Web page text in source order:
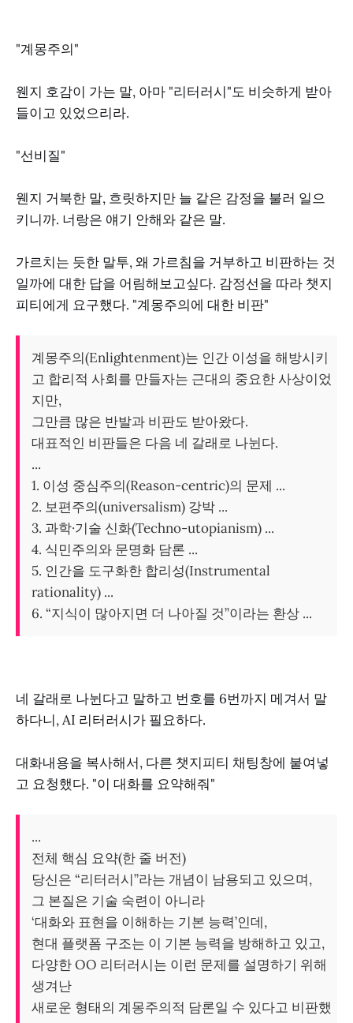
"계몽주의"
웬지 호감이 가는 말, 아마 "리터러시"도 비슷하게 받아
들이고 있었으리라.
"선비질"
웬지 거북한 말, 흐릿하지만 늘 같은 감정을 불러 일으
키니까. 너랑은 얘기 안해와 같은 말.
가르치는 듯한 말투, 왜 가르침을 거부하고 비판하는 것
일까에 대한 답을 어림해보고싶다. 감정선을 따라 챗지
피티에게 요구했다. "계몽주의에 대한 비판"
계몽주의(Enlightenment)는 인간 이성을 해방시키
고 합리적 사회를 만들자는 근대의 중요한 사상이었
지만,
그만큼 많은 반발과 비판도 받아왔다.
대표적인 비판들은 다음 네 갈래로 나뉜다.
...
1. 이성 중심주의(Reason-centric)의 문제 ...
2. 보편주의(universalism) 강박 ...
3. 과학·기술 신화(Techno-utopianism) ...
4. 식민주의와 문명화 담론 ...
5. 인간을 도구화한 합리성(Instrumental
rationality) ...
6. “지식이 많아지면 더 나아질 것”이라는 환상 ...
네 갈래로 나뉜다고 말하고 번호를 6번까지 메겨서 말
하다니, AI 리터러시가 필요하다.
대화내용을 복사해서, 다른 챗지피티 채팅창에 붙여넣
고 요청했다. "이 대화를 요약해줘"
...
전체 핵심 요약(한 줄 버전)
당신은 “리터러시”라는 개념이 남용되고 있으며,
그 본질은 기술 숙련이 아니라
‘대화와 표현을 이해하는 기본 능력’인데,
현대 플랫폼 구조는 이 기본 능력을 방해하고 있고,
다양한 OO 리터러시는 이런 문제를 설명하기 위해
생겨난
새로운 형태의 계몽주의적 담론일 수 있다고 비판했